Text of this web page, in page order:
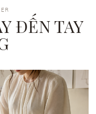
ĐẾN TAY